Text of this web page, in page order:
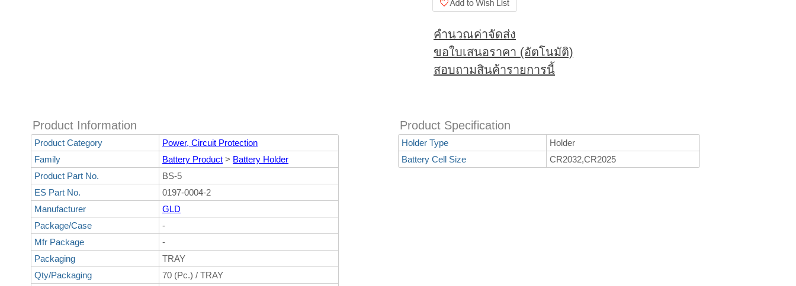
คำนวณค่าจัดส่ง
ขอใบเสนอราคา (อัตโนมัติ)
สอบถามสินค้ารายการนี้
Product Information
Product Category
Power, Circuit Protection
Family
Battery Product > Battery Holder
Product Part No.
BS-5
ES Part No.
0197-0004-2
Manufacturer
GLD
Package/Case
-
Mfr Package
-
Packaging
TRAY
Qty/Packaging
70 (Pc.) / TRAY
Product Specification
Holder Type
Holder
Battery Cell Size
CR2032,CR2025